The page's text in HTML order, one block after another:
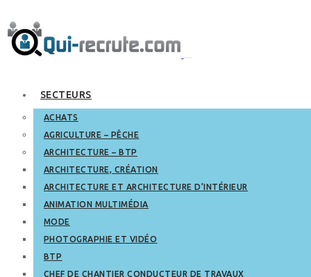
SECTEURS
ACHATS
AGRICULTURE – PÊCHE
ARCHITECTURE – BTP
ARCHITECTURE, CRÉATION
ARCHITECTURE ET ARCHITECTURE D’INTÉRIEUR
ANIMATION MULTIMÉDIA
MODE
PHOTOGRAPHIE ET VIDÉO
BTP
CHEF DE CHANTIER CONDUCTEUR DE TRAVAUX